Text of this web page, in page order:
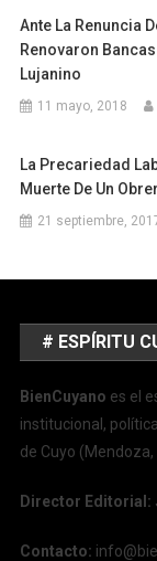
Ante La Renuncia
Renovaron
Lujanino
11 mayo, 2018
La Precariedad
Muerte De Un
21 septiembre,
# ESPÍRITU
BienCuyano es el
institucional,
de Cuyo (Mendoza,
Director Editorial:
Contacto: